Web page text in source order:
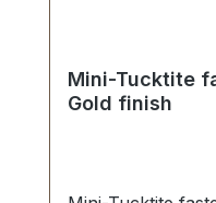
Mini-Tucktite
Gold finish